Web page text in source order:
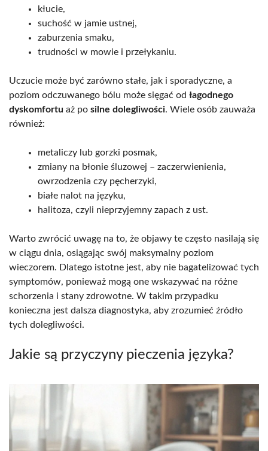
kłucie,
suchość w jamie ustnej,
zaburzenia smaku,
trudności w mowie i przełykaniu.
Uczucie może być zarówno stałe, jak i sporadyczne, a
poziom odczuwanego bólu może sięgać od łagodnego
dyskomfortu aż po silne dolegliwości. Wiele osób zauważa
również:
metaliczy lub gorzki posmak,
zmiany na błonie śluzowej – zaczerwienienia,
owrzodzenia czy pęcherzyki,
białe nalot na języku,
halitoza, czyli nieprzyjemny zapach z ust.
Warto zwrócić uwagę na to, że objawy te często nasilają się
w ciągu dnia, osiągając swój maksymalny poziom
wieczorem. Dlatego istotne jest, aby nie bagatelizować tych
symptomów, ponieważ mogą one wskazywać na różne
schorzenia i stany zdrowotne. W takim przypadku
konieczna jest dalsza diagnostyka, aby zrozumieć źródło
tych dolegliwości.
Jakie są przyczyny pieczenia języka?